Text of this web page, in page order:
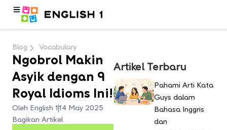
Blog Vocabulary
Ngobrol Makin
Asyik dengan 9
Royal Idioms Ini!
Oleh English 1 14 May 2025
Bagikan Artikel
Artikel Terbaru
Pahami Arti Kata
Guys dalam
Bahasa Inggris
dan